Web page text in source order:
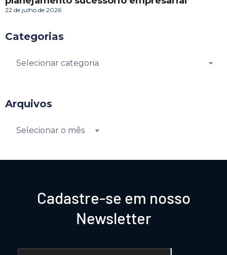
22 de julho de 2026
Categorias
Arquivos
Cadastre-se em nosso
Newsletter